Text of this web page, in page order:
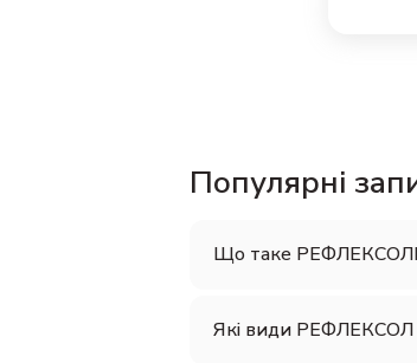
Популярні
Що таке
Які види РЕФЛЕКСОЛ